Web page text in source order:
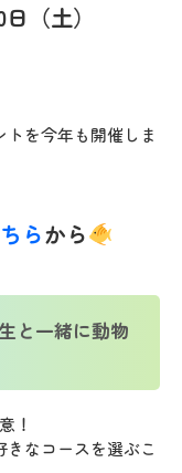
（土）
を今年も開催しま
らから
と一緒に動物
！
なコースを選ぶこ